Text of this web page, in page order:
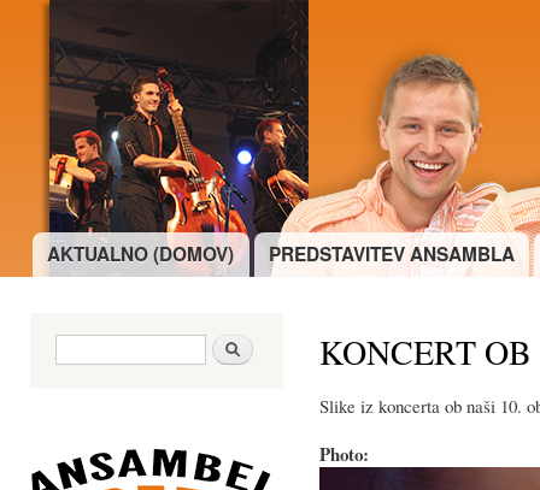
Main menu
AKTUALNO (DOMOV) PREDSTAVITEV ANSAMBLA
Search form Najdi KONCERT
Slike iz koncerta ob naši 10.
Photo: